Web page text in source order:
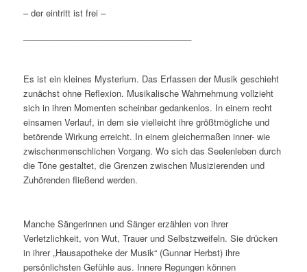
– der eintritt ist frei –
Es ist ein kleines Mysterium. Das Erfassen der Musik geschieht
zunächst ohne Reflexion. Musikalische Wahrnehmung vollzieht
sich in ihren Momenten scheinbar gedankenlos. In einem recht
einsamen Verlauf, in dem sie vielleicht ihre größtmögliche und
betörende Wirkung erreicht. In einem gleichermaßen inner- wie
zwischenmenschlichen Vorgang. Wo sich das Seelenleben durch
die Töne gestaltet, die Grenzen zwischen Musizierenden und
Zuhörenden fließend werden.
Manche Sängerinnen und Sänger erzählen von ihrer
Verletzlichkeit, von Wut, Trauer und Selbstzweifeln. Sie drücken
in ihrer „Hausapotheke der Musik“ (Gunnar Herbst) ihre
persönlichsten Gefühle aus. Innere Regungen können